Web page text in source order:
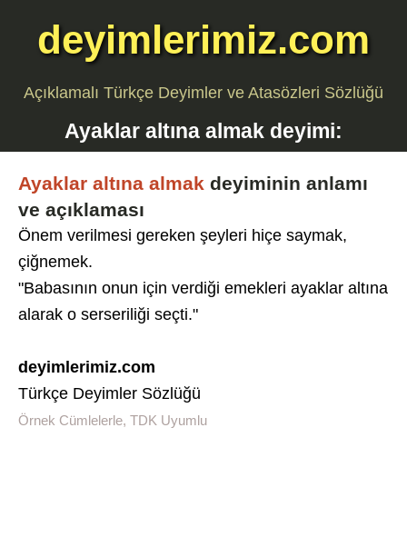
deyimlerimiz.com
Açıklamalı Türkçe Deyimler ve Atasözleri Sözlüğü
Ayaklar altına almak deyimi:
Ayaklar altına almak deyiminin anlamı
ve açıklaması
Önem verilmesi gereken şeyleri hiçe saymak,
çiğnemek.
"Babasının onun için verdiği emekleri ayaklar altına
alarak o serseriliği seçti."
deyimlerimiz.com
Türkçe Deyimler Sözlüğü
Örnek Cümlelerle, TDK Uyumlu